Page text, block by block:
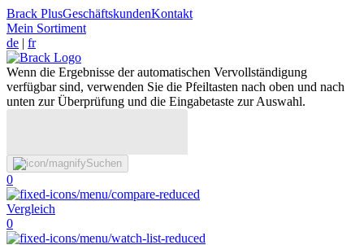
Brack PlusGeschäftskundenKontakt
Mein Sortiment
de | fr
Wenn die Ergebnisse der automatischen Vervollständigung
verfügbar sind, verwenden Sie die Pfeiltasten nach oben und nach
unten zur Überprüfung und die Eingabetaste zur Auswahl.
Suchen
0
Vergleich
0